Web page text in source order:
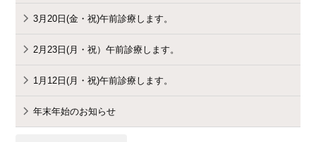
3月20日(金・祝)午前診療します。
2月23日(月・祝）午前診療します。
1月12日(月・祝)午前診療します。
年末年始のお知らせ